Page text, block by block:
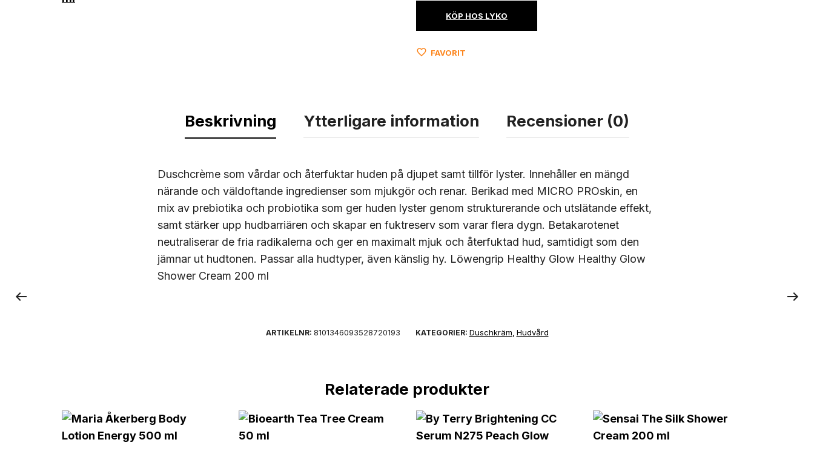
KÖP HOS LYKO
FAVORIT
Beskrivning Ytterligare information Recensioner (0)
Duschcrème som vårdar och återfuktar huden på djupet samt tillför lyster. Innehåller en mängd
närande och väldoftande ingredienser som mjukgör och renar. Berikad med MICRO PROskin, en
mix av prebiotika och probiotika som ger huden lyster genom strukturerande och utslätande effekt,
samt stärker upp hudbarriären och skapar en fuktreserv som varar flera dygn. Betakarotenet
neutraliserar de fria radikalerna och ger en maximalt mjuk och återfuktad hud, samtidigt som den
jämnar ut hudtonen. Passar alla hudtyper, även känslig hy. Löwengrip Healthy Glow Healthy Glow
Shower Cream 200 ml
ARTIKELNR: 8101346093528720193 KATEGORIER: Duschkräm Hudvård
Relaterade produkter